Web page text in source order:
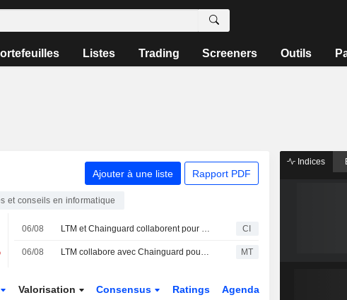
Listes Trading Screeners Outils
Ajouter à une liste Rapport PDF
et conseils en informatique
06/08 LTM et Chainguard collaborent pour renforcer la sécurité de la chaîne d'approvisionnement logicielle via BlueVerse RightLogic CI
06/08 LTM collabore avec Chainguard pour renforcer la sécurité de la chaîne d'approvisionnement logicielle MT
Valorisation Consensus Ratings Agenda
Indices